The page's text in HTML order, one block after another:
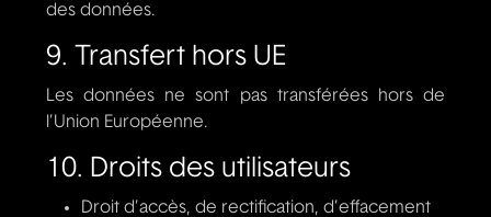
des données.
9. Transfert hors UE
Les données ne sont pas transférées hors de
l’Union Européenne.
10. Droits des utilisateurs
Droit d’accès, de rectification, d’effacement